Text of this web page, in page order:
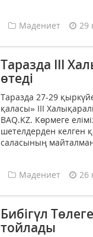
Мәдениет 29
Таразда III
өтеді
Таразда 27-29
қаласы» III
BAQ.KZ. Көрмеге
шетелдерден келген
саласының
Мәдениет 26
Бибігүл
тойлады